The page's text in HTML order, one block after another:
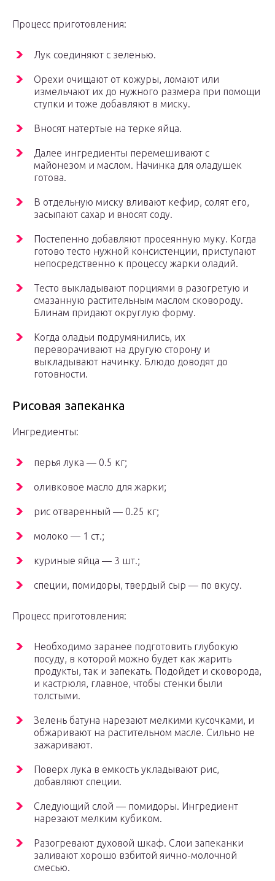
Процесс приготовления:
Лук соединяют с зеленью.
Орехи очищают от кожуры, ломают или
измельчают их до нужного размера при помощи
ступки и тоже добавляют в миску.
Вносят натертые на терке яйца.
Далее ингредиенты перемешивают с
майонезом и маслом. Начинка для оладушек
готова.
В отдельную миску вливают кефир, солят его,
засыпают сахар и вносят соду.
Постепенно добавляют просеянную муку. Когда
готово тесто нужной консистенции, приступают
непосредственно к процессу жарки оладий.
Тесто выкладывают порциями в разогретую и
смазанную растительным маслом сковороду.
Блинам придают округлую форму.
Когда оладьи подрумянились, их
переворачивают на другую сторону и
выкладывают начинку. Блюдо доводят до
готовности.
Рисовая запеканка
Ингредиенты:
перья лука — 0.5 кг;
оливковое масло для жарки;
рис отваренный — 0.25 кг;
молоко — 1 ст.;
куриные яйца — 3 шт.;
специи, помидоры, твердый сыр — по вкусу.
Процесс приготовления:
Необходимо заранее подготовить глубокую
посуду, в которой можно будет как жарить
продукты, так и запекать. Подойдет и сковорода,
и кастрюля, главное, чтобы стенки были
толстыми.
Зелень батуна нарезают мелкими кусочками, и
обжаривают на растительном масле. Сильно не
зажаривают.
Поверх лука в емкость укладывают рис,
добавляют специи.
Следующий слой — помидоры. Ингредиент
нарезают мелким кубиком.
Разогревают духовой шкаф. Слои запеканки
заливают хорошо взбитой яично-молочной
смесью.